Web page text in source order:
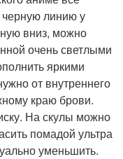
линию у
вниз, можно
очень светлыми
яркими
от внутреннего
краю брови.
На скулы можно
помадой ультра
уменьшить.